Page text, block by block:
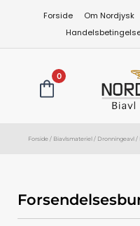
Forside Om Nordjysk
0
Forside / Biavlsmateriel / Dronningeavl /